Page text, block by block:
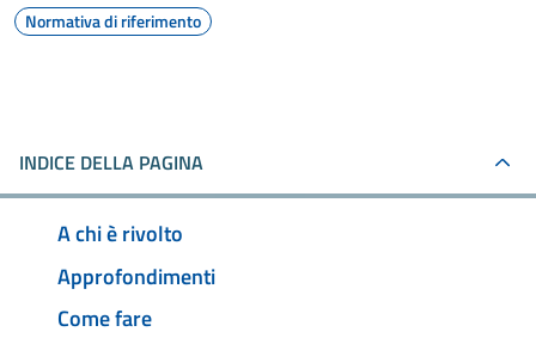
Normativa di riferimento
INDICE DELLA PAGINA
A chi è rivolto
Approfondimenti
Come fare